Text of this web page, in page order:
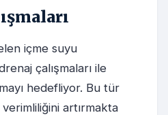
içme suyu
çalışmaları ile
hedefliyor. Bu tür
artırmakta